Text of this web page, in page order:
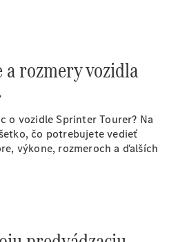
a rozmery vozidla
o vozidle Sprinter Tourer? Na
čo potrebujete vedieť
výkone, rozmeroch a ďalších